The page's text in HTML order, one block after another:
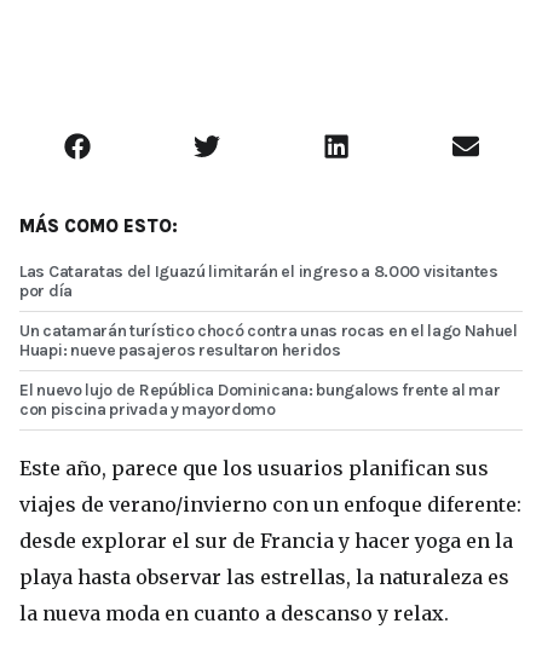
MÁS COMO ESTO:
Las Cataratas del Iguazú limitarán el ingreso a 8.000 visitantes
por día
Un catamarán turístico chocó contra unas rocas en el lago Nahuel
Huapi: nueve pasajeros resultaron heridos
El nuevo lujo de República Dominicana: bungalows frente al mar
con piscina privada y mayordomo
Este año, parece que los usuarios planifican sus
viajes de verano/invierno con un enfoque diferente:
desde explorar el sur de Francia y hacer yoga en la
playa hasta observar las estrellas, la naturaleza es
la nueva moda en cuanto a descanso y relax.